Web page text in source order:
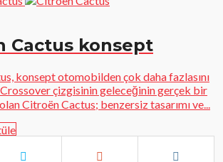
Cactus konsept
konsept otomobilden çok daha fazlasını
çizgisinin geleceğinin gerçek bir
Citroën Cactus; benzersiz tasarımı ve...